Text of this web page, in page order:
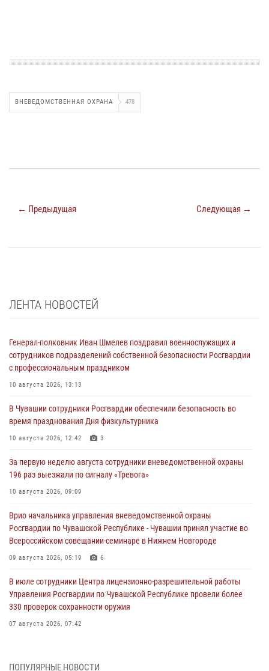
ВНЕВЕДОМСТВЕННАЯ ОХРАНА 478
← Предыдущая Следующая →
ЛЕНТА НОВОСТЕЙ
Генерал-полковник Иван Шмелев поздравил военнослужащих и
сотрудников подразделений собственной безопасности Росгвардии
с профессиональным праздником
10 августа 2026, 13:13
В Чувашии сотрудники Росгвардии обеспечили безопасность во
время празднования Дня физкультурника
10 августа 2026, 12:42 3
За первую неделю августа сотрудники вневедомственной охраны
196 раз выезжали по сигналу «Тревога»
10 августа 2026, 09:09
Врио начальника управления вневедомственной охраны
Росгвардии по Чувашской Республике - Чувашии принял участие во
Всероссийском совещании-семинаре в Нижнем Новгороде
09 августа 2026, 05:19 6
В июле сотрудники Центра лицензионно-разрешительной работы
Управления Росгвардии по Чувашской Республике провели более
330 проверок сохранности оружия
07 августа 2026, 07:42
ПОПУЛЯРНЫЕ НОВОСТИ